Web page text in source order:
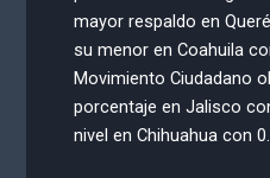
mayor respaldo en
su menor en Coahuila
Movimiento Ciudadano
porcentaje en Jalisco
nivel en Chihuahua con